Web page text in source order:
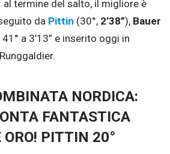
al termine del salto, il migliore è
da Pittin (30°, 2’38”), Bauer
41° a 3’13” e inserito oggi in
NORDICA:
FANTASTICA
ORO! PITTIN 20°